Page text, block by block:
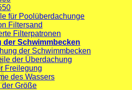
für Poolüberdachunge
Filtersand
Filterpatronen
der Schwimmbecken
der Schwimmbecken
der Überdachung
Freilegung
des Wassers
Größe